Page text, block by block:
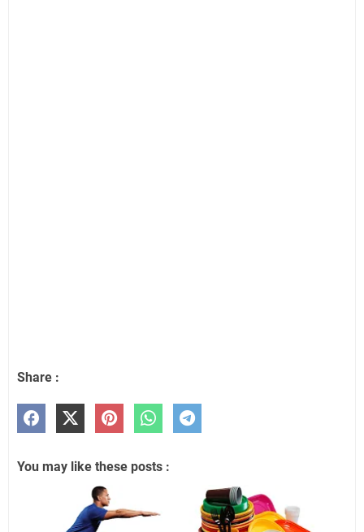
Share :
You may like these posts :